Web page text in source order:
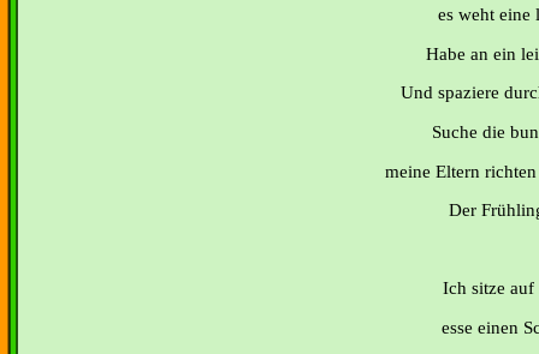
es weht eine
Habe an ein
Und spaziere
Suche die
meine Eltern
Der
Ich sitze auf
esse einen